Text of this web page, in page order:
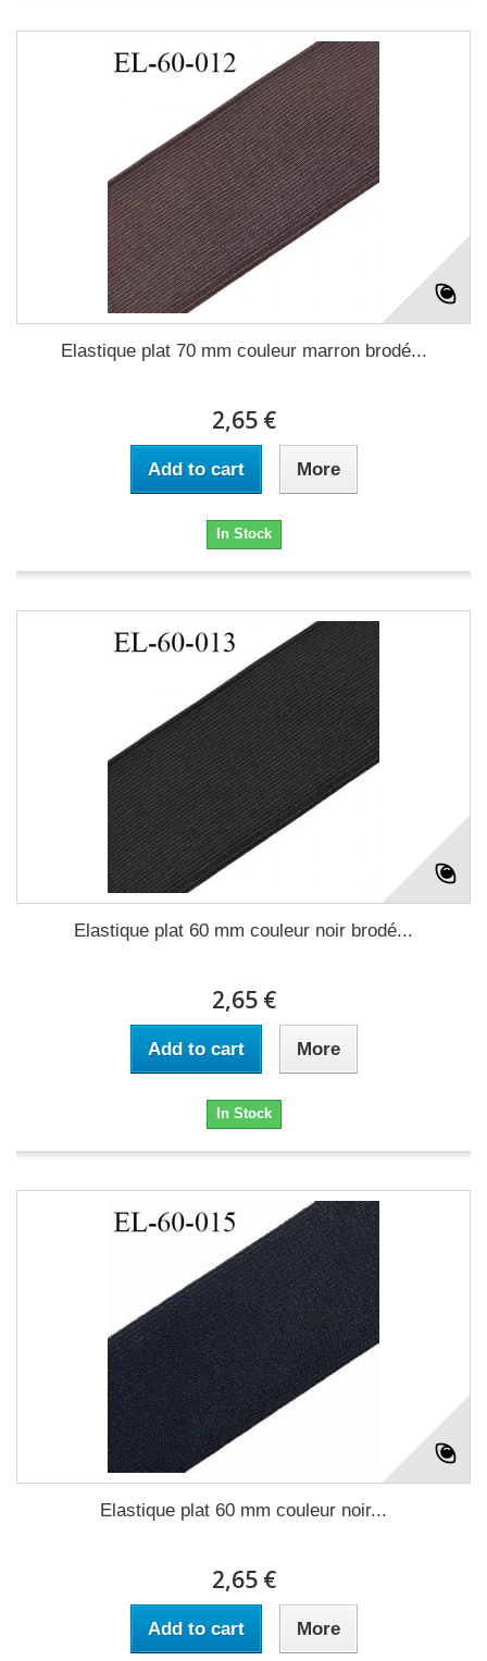
Elastique plat 70 mm couleur marron brodé...
2,65 €
Add to cart More
In Stock
Elastique plat 60 mm couleur noir brodé...
2,65 €
Add to cart More
In Stock
Elastique plat 60 mm couleur noir...
2,65 €
Add to cart More